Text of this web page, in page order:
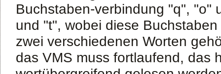
Buchstaben-verbindung "q", "o"
und "t", wobei diese
zwei verschiedenen Worten
das VMS muss fortlaufend, das